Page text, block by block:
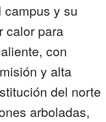
y su
calor para
con
y alta
del norte
arboladas,